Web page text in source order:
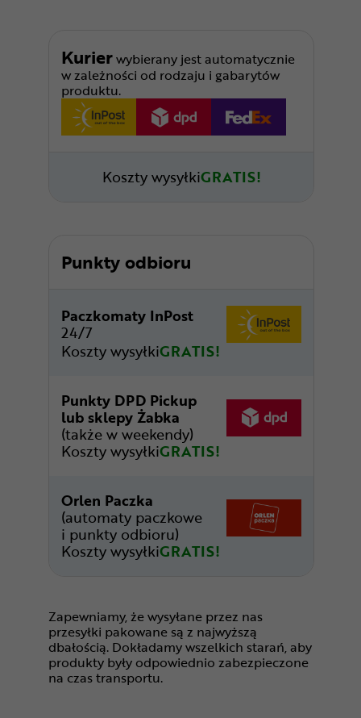
Kurierwybierany jest automatycznie
w zależności od rodzaju i gabarytów
produktu.
Koszty wysyłkiGRATIS!
Punkty odbioru
Paczkomaty InPost
24/7
Koszty wysyłkiGRATIS!
Punkty DPD Pickup
lub sklepy Żabka
(także w weekendy)
Koszty wysyłkiGRATIS!
Orlen Paczka
(automaty paczkowe
i punkty odbioru)
Koszty wysyłkiGRATIS!
Zapewniamy, że wysyłane przez nas
przesyłki pakowane są z najwyższą
dbałością. Dokładamy wszelkich starań, aby
produkty były odpowiednio zabezpieczone
na czas transportu.